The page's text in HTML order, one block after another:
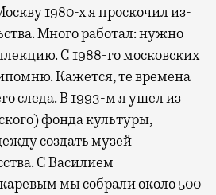
1980-х я проскочил из-
Много работал: нужно
С 1988-го московских
Кажется, те времена
следа. В 1993-м я ушел из
фонда культуры,
создать музей
С Василием
мы собрали около 500